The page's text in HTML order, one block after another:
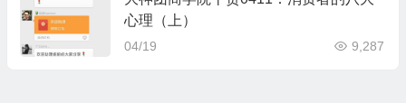
心理（上）
04/19 9,287